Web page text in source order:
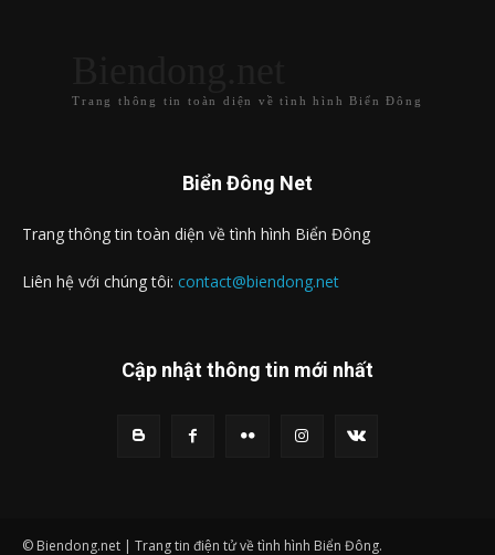
Trang thông tin toàn diện về tình hình Biển Đông
Biển Đông Net
Trang thông tin toàn diện về tình hình Biển Đông
Liên hệ với chúng tôi: contact@biendong.net
Cập nhật thông tin mới nhất
© Biendong.net | Trang tin điện tử về tình hình Biển Đông.